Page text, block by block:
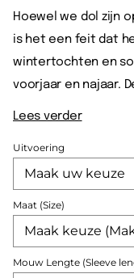
Hoewel we dol zijn
is het een feit dat
wintertochten en
voorjaar en najaar.
Lees verder
Uitvoering
Maat (Size)
Mouw Lengte (Sleeve